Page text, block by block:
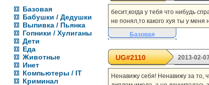
Базовая
Бабушки / Дедушки
Выпивка / Пьянка
Гопники / Хулиганы
Дети
Еда
Животные
Инет
Компьютеры / IT
Криминал
бесит,когда у тебя что нибудь
не понял,то какого хуя ты у
Базовая
UG#2110 2013-02-
Ненавижу себя! Ненавижу за то,